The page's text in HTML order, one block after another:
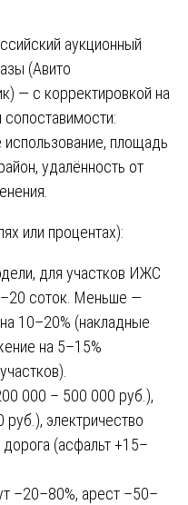
аукционный
(Авито
— с корректировкой на
площадь
удалённость от
или процентах):
для участков ИЖС
соток. Меньше —
10–20% (накладные
на 5–15%
000 – 500 000 руб.),
электричество
(асфальт +15–
–20–80%, арест –50–